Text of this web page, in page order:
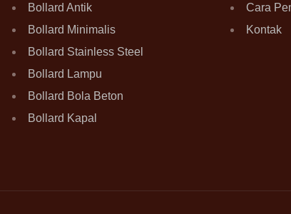
Bollard Antik
Bollard Minimalis
Bollard Stainless Steel
Bollard Lampu
Bollard Bola Beton
Bollard Kapal
Cara
Kontak